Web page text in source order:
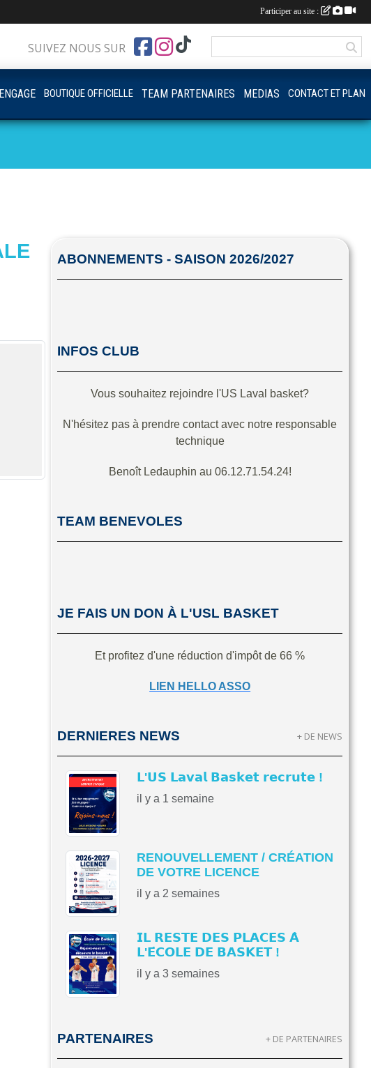
ABONNEMENTS - SAISON 2026/2027
INFOS CLUB
Vous souhaitez rejoindre l'US Laval basket?
N'hésitez pas à prendre contact avec notre responsable
technique
Benoît Ledauphin au 06.12.71.54.24!
TEAM BENEVOLES
JE FAIS UN DON À L'USL BASKET
Et profitez d'une réduction d'impôt de 66 %
LIEN HELLO ASSO
DERNIERES NEWS
𝗟'𝗨𝗦 𝗟𝗮𝘃𝗮𝗹 𝗕𝗮𝘀𝗸𝗲𝘁 𝗿𝗲𝗰𝗿𝘂𝘁𝗲 !
il y a 1 semaine
RENOUVELLEMENT / CRÉATION
DE VOTRE LICENCE
il y a 2 semaines
𝗜𝗟 𝗥𝗘𝗦𝗧𝗘 𝗗𝗘𝗦 𝗣𝗟𝗔𝗖𝗘𝗦 𝗔̀
𝗟'𝗘́𝗖𝗢𝗟𝗘 𝗗𝗘 𝗕𝗔𝗦𝗞𝗘𝗧 !
il y a 3 semaines
+ DE NEWS
PARTENAIRES + DE PARTENAIRES
SUIVEZ NOUS SUR
BOUTIQUE OFFICIELLE TEAM PARTENAIRES MEDIAS CONTACT ET PLAN
Participer au site :